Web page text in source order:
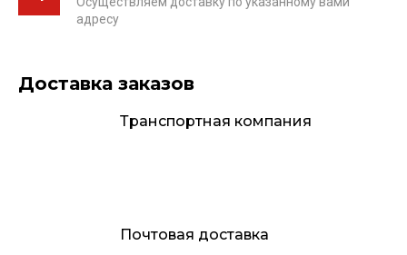
адресу
Доставка заказов
Транспортная компания
Почтовая доставка